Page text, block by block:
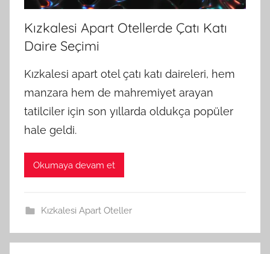
Kızkalesi Apart Otellerde Çatı Katı
Daire Seçimi
Kızkalesi apart otel çatı katı daireleri, hem
manzara hem de mahremiyet arayan
tatilciler için son yıllarda oldukça popüler
hale geldi.
Okumaya devam et
Kızkalesi Apart Oteller